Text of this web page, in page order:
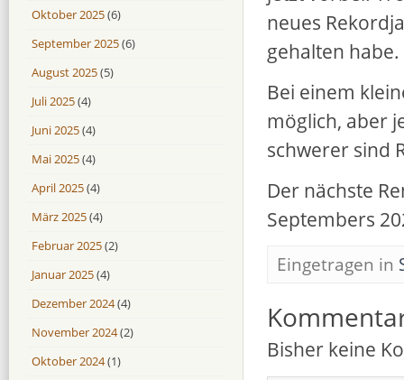
neues
gehalten habe.
Bei einem
möglich, aber
schwerer sind
Der nächste
Septembers
Eingetragen in
Bisher keine
Oktober 2025(6)
September 2025(6)
August 2025(5)
Juli 2025(4)
Juni 2025(4)
Mai 2025(4)
April 2025(4)
März 2025(4)
Februar 2025(2)
Januar 2025(4)
Dezember 2024(4)
November 2024(2)
Oktober 2024(1)